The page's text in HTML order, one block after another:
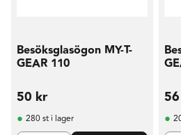
Besöksglasögon MY-T-
GEAR 110
50 kr
280 st i lager
56